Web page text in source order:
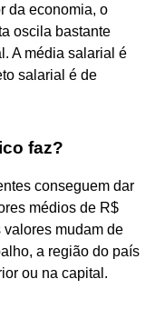
da economia, o
oscila bastante
A média salarial é
salarial é de
faz?
conseguem dar
médios de R$
valores mudam de
a região do país
ou na capital.